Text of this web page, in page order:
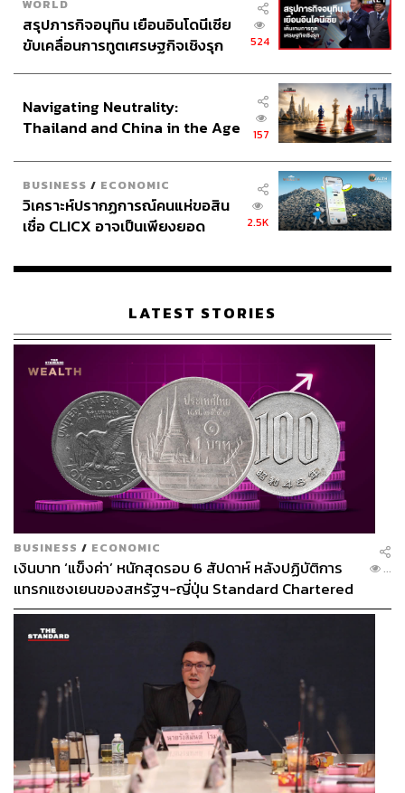
WORLD
สรุปภารกิจอนุทิน เยือนอินโดนีเซีย
ขับเคลื่อนการทูตเศรษฐกิจเชิงรุก
524
Navigating Neutrality:
Thailand and China in the Age
157
BUSINESS / ECONOMIC
วิเคราะห์ปรากฏการณ์คนแห่ขอสิน
เชื่อ CLICX อาจเป็นเพียงยอด
เรือนไทยที่ถูกซุกไว้
2.5K
LATEST STORIES
BUSINESS / ECONOMIC
เงินบาท ‘แข็งค่า’ หนักสุดรอบ 6 สัปดาห์ หลังปฏิบัติการ
แทรกแซงเยนของสหรัฐฯ-ญี่ปุ่น Standard Chartered
เปิดเป้าสิ้นปีนี้จ่อแข็งต่อแตะ 32.50 บาทต่อดอลลาร์
...